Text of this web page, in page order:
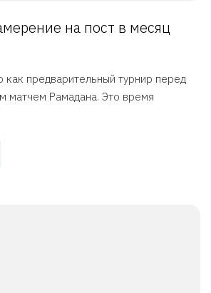
на пост в месяц
предварительный турнир перед
матчем Рамадана. Это время